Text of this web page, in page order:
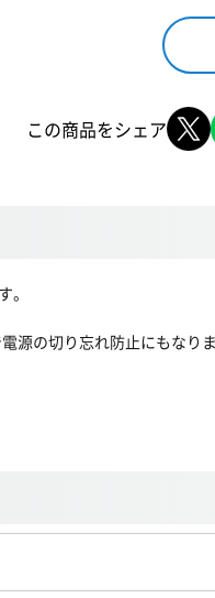
この商品をシェア
源の切り忘れ防止にもなり